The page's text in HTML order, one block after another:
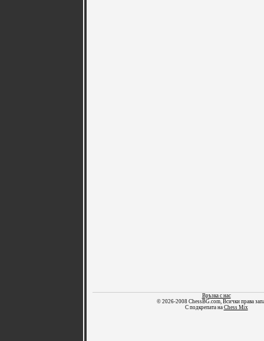
Връзка с нас
© 2026-2008 ChessBG.com, Всички права
С подкрепата на Chess Mix